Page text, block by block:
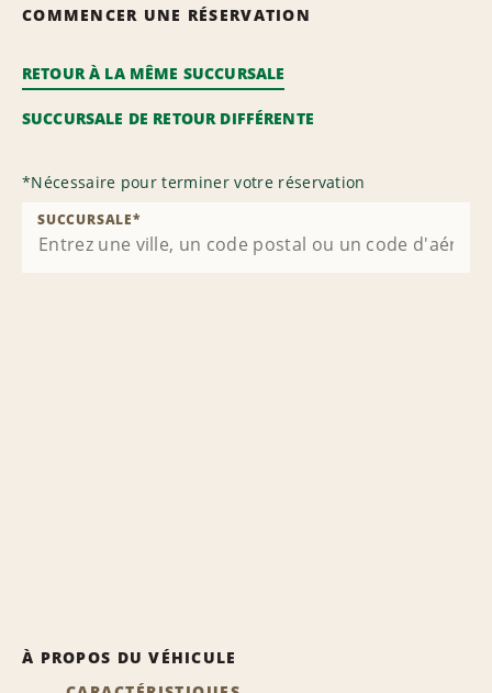
COMMENCER UNE RÉSERVATION
RETOUR À LA MÊME SUCCURSALE
SUCCURSALE DE RETOUR DIFFÉRENTE
*Nécessaire pour terminer votre réservation
SUCCURSALE*
À PROPOS DU VÉHICULE